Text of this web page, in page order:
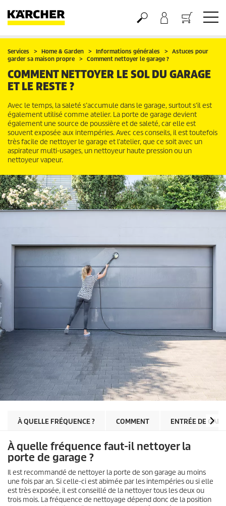
Panier
Services Home & Garden Informations générales
Astuces pour
garder sa maison propre
Comment nettoyer le garage ?
COMMENT NETTOYER LE SOL DU GARAGE
ET LE RESTE ?
Avec le temps, la saleté s’accumule dans le garage, surtout s’il est
également utilisé comme atelier. La porte de garage devient
également une source de poussière et de saleté, car elle est
souvent exposée aux intempéries. Avec ces conseils, il est toutefois
très facile de nettoyer le garage et l’atelier, que ce soit avec un
aspirateur multi-usages, un nettoyeur haute pression ou un
nettoyeur vapeur.
À QUELLE FRÉQUENCE ? COMMENT ENTRÉE DE
À quelle fréquence faut-il nettoyer la
porte de garage ?
Il est recommandé de nettoyer la porte de son garage au moins
une fois par an. Si celle-ci est abimée par les intempéries ou si elle
est très exposée, il est conseillé de la nettoyer tous les deux ou
trois mois. La fréquence de nettoyage dépend donc de la position